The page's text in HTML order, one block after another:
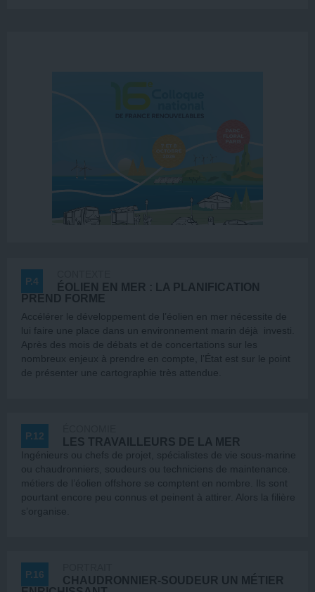
P.4
ÉOLIEN EN MER : LA PLANIFICATION
PREND FORME
Accélérer le développement de l’éolien en mer nécessite de
lui faire une place dans un environnement marin déjà investi.
Après des mois de débats et de concertations sur les
nombreux enjeux à prendre en compte, l’État est sur le point
de présenter une cartographie très attendue.
P.12 LES TRAVAILLEURS DE LA MER
Ingénieurs ou chefs de projet, spécialistes de vie sous-marine
ou chaudronniers, soudeurs ou techniciens de maintenance.
métiers de l’éolien offshore se comptent en nombre. Ils sont
pourtant encore peu connus et peinent à attirer. Alors la filière
s’organise.
P.16
CHAUDRONNIER-SOUDEUR UN MÉTIER